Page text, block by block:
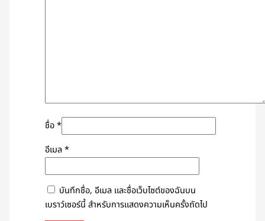
ชื่อ*
อีเมล*
บันทึกชื่อ, อีเมล และชื่อเว็บไซต์ของฉันบน
เบราว์เซอร์นี้ สำหรับการแสดงความเห็นครั้งถัดไป